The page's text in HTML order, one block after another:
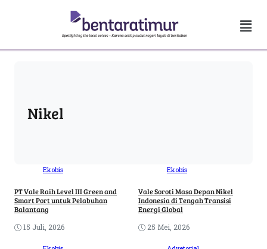
Nikel
Ekobis
PT Vale Raih Level III Green and
Smart Port untuk Pelabuhan
Balantang
15 Juli, 2026
Ekobis
Vale Soroti Masa Depan Nikel
Indonesia di Tengah Transisi
Energi Global
25 Mei, 2026